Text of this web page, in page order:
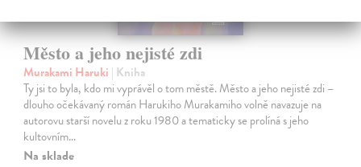
Město a jeho nejisté zdi
Murakami Haruki | Kniha
Ty jsi to byla, kdo mi vyprávěl o tom městě. Město a jeho nejisté zdi –
dlouho očekávaný román Harukiho Murakamiho volně navazuje na
autorovu starší novelu z roku 1980 a tematicky se prolíná s jeho
kultovním…
Na sklade